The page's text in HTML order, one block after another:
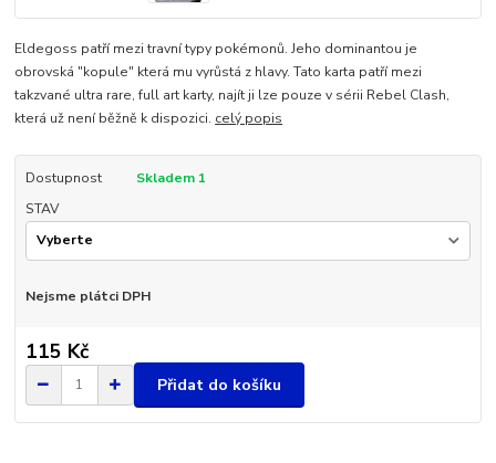
Eldegoss patří mezi travní typy pokémonů. Jeho dominantou je
obrovská "kopule" která mu vyrůstá z hlavy. Tato karta patří mezi
takzvané ultra rare, full art karty, najít ji lze pouze v sérii Rebel Clash,
která už není běžně k dispozici. celý popis
Dostupnost
Skladem 1
STAV
Nejsme plátci DPH
115 Kč
Přidat do košíku